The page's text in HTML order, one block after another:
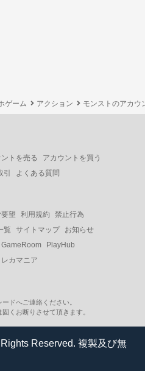
ゲーム アクション モンストのアカウ
トを売る
アカウントを買う
よくある質問
望 利用規約
禁止行為
覧 サイトマップ
お知らせ
GameRoom
PlayHub
レカマニア
ドへご連絡ください。
くお断りさせて頂きます。
Reserved. 複製及び無